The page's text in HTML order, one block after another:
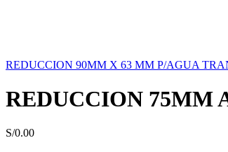
REDUCCION 90MM X 63 MM P/AGUA
REDUCCION 75MM
S/0.00